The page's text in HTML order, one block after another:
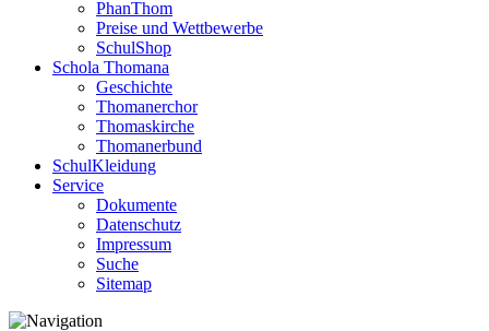
PhanThom
Preise und Wettbewerbe
SchulShop
Schola Thomana
Geschichte
Thomanerchor
Thomaskirche
Thomanerbund
SchulKleidung
Service
Dokumente
Datenschutz
Impressum
Suche
Sitemap